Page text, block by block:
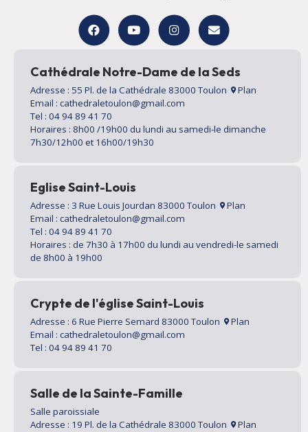
Cathédrale Notre-Dame de la Seds
Adresse : 55 Pl. de la Cathédrale 83000 Toulon
Plan
Email : cathedraletoulon@gmail.com
Tel : 04 94 89 41 70
Horaires : 8h00 /19h00 du lundi au samedi-le dimanche
7h30/12h00 et 16h00/19h30
Eglise Saint-Louis
Adresse : 3 Rue Louis Jourdan 83000 Toulon
Plan
Email : cathedraletoulon@gmail.com
Tel : 04 94 89 41 70
Horaires : de 7h30 à 17h00 du lundi au vendredi-le samedi
de 8h00 à 19h00
Crypte de l'église Saint-Louis
Adresse : 6 Rue Pierre Semard 83000 Toulon
Plan
Email : cathedraletoulon@gmail.com
Tel : 04 94 89 41 70
Salle de la Sainte-Famille
Salle paroissiale
Adresse : 19 Pl. de la Cathédrale 83000 Toulon
Plan